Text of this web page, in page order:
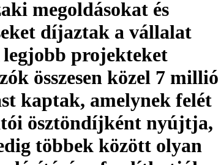
megoldásokat és
díjaztak a vállalat
legjobb projekteket
összesen közel 7 millió
kaptak, amelynek felét
ösztöndíjként nyújtja,
többek között olyan